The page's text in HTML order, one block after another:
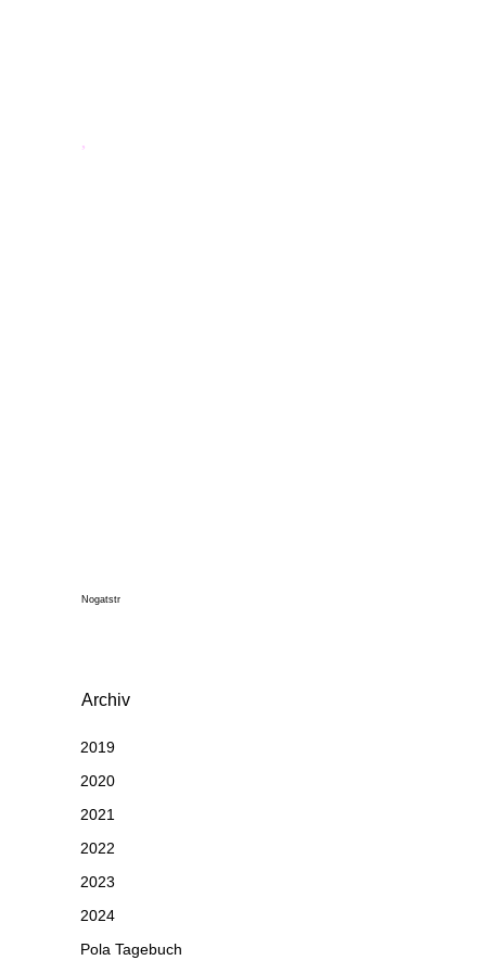
Nogatstr
Archiv
2019
2020
2021
2022
2023
2024
Pola Tagebuch